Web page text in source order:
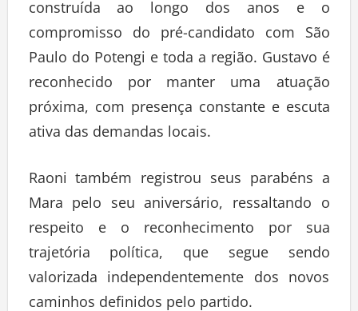
construída ao longo dos anos e o
compromisso do pré-candidato com São
Paulo do Potengi e toda a região. Gustavo é
reconhecido por manter uma atuação
próxima, com presença constante e escuta
ativa das demandas locais.
Raoni também registrou seus parabéns a
Mara pelo seu aniversário, ressaltando o
respeito e o reconhecimento por sua
trajetória política, que segue sendo
valorizada independentemente dos novos
caminhos definidos pelo partido.